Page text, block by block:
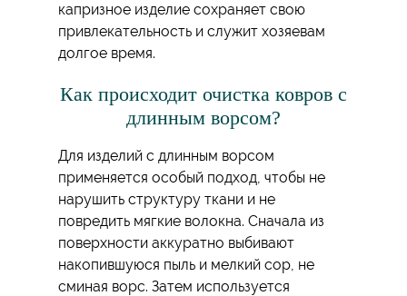
капризное изделие сохраняет свою
привлекательность и служит хозяевам
долгое время.
Как происходит очистка ковров с
длинным ворсом?
Для изделий с длинным ворсом
применяется особый подход, чтобы не
нарушить структуру ткани и не
повредить мягкие волокна. Сначала из
поверхности аккуратно выбивают
накопившуюся пыль и мелкий сор, не
сминая ворс. Затем используется